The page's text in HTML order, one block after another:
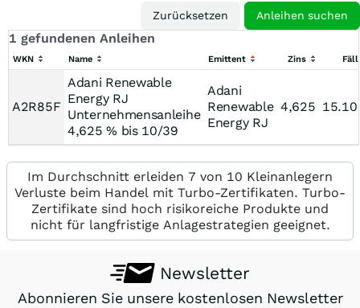
1 gefundenen Anleihen
WKN Name Emittent Zins
A2R85F
Adani Renewable
Energy RJ
Unternehmensanleihe
4,625 % bis 10/39
Adani
Renewable
Energy RJ
4,625
Im Durchschnitt erleiden 7 von 10 Kleinanlegern
Verluste beim Handel mit Turbo-Zertifikaten. Turbo-
Zertifikate sind hoch risikoreiche Produkte und
nicht für langfristige Anlagestrategien geeignet.
Newsletter
Abonnieren Sie unsere kostenlosen Newsletter